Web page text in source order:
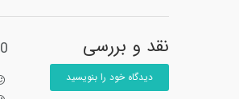
نقد و بررسی
دیدگاه خود را بنویسید
0 دیدگاه